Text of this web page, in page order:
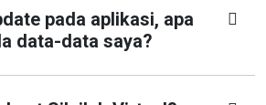
pada aplikasi, apa
data-data saya?